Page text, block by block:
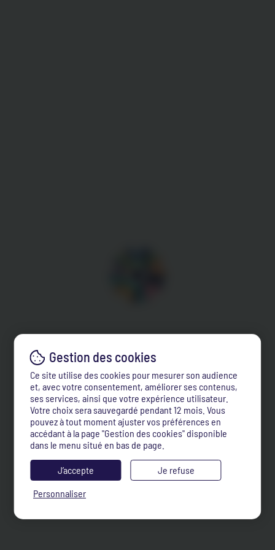
Ce site utilise des cookies pour mesurer son audience
et, avec votre consentement, améliorer ses contenus,
ses services, ainsi que votre expérience utilisateur.
Votre choix sera sauvegardé pendant 12 mois. Vous
pouvez à tout moment ajuster vos préférences en
accédant à la page "Gestion des cookies" disponible
dans le menu situé en bas de page.
J’accepte
Je refuse
Personnaliser